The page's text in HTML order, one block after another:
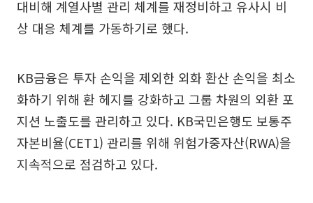
대비해 계열사별 관리 체계를 재정비하고 유사시 비
상 대응 체계를 가동하기로 했다.
KB금융은 투자 손익을 제외한 외화 환산 손익을 최소
화하기 위해 환 헤지를 강화하고 그룹 차원의 외환 포
지션 노출도를 관리하고 있다. KB국민은행도 보통주
자본비율(CET1) 관리를 위해 위험가중자산(RWA)을
지속적으로 점검하고 있다.